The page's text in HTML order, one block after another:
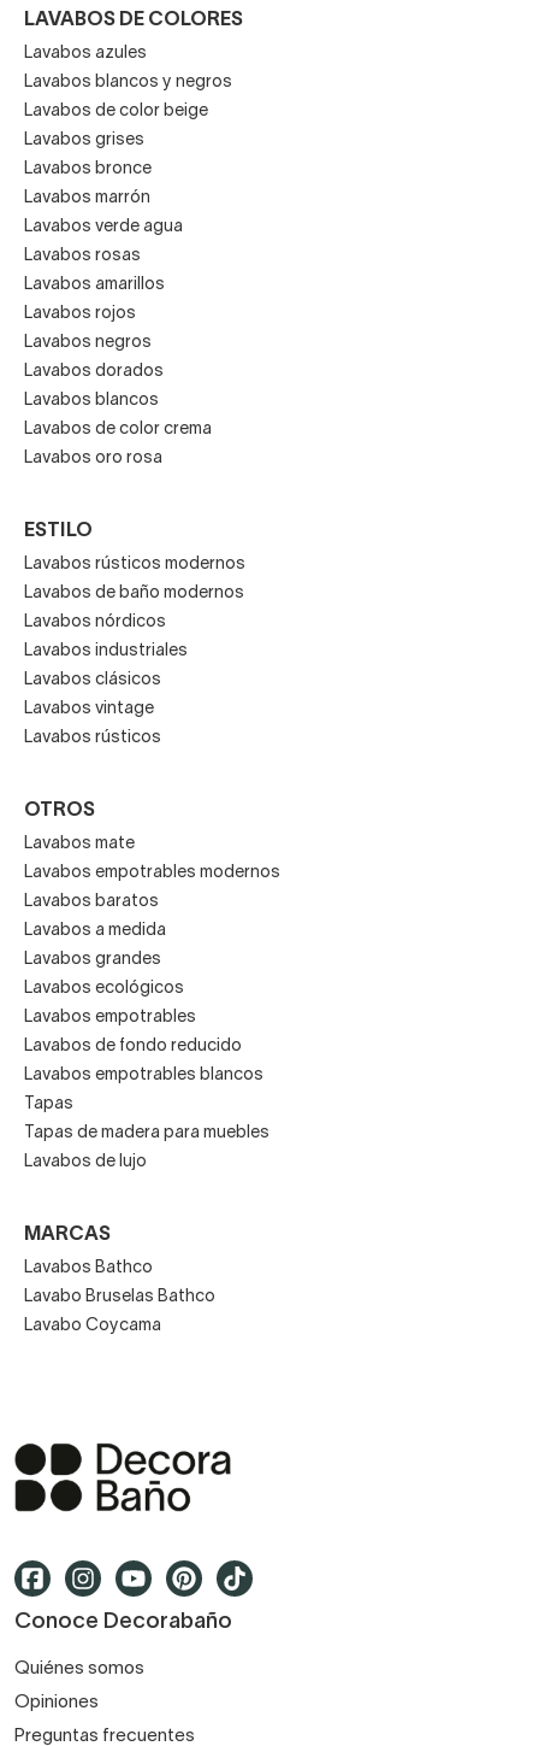
LAVABOS DE COLORES
Lavabos azules
Lavabos blancos y negros
Lavabos de color beige
Lavabos grises
Lavabos bronce
Lavabos marrón
Lavabos verde agua
Lavabos rosas
Lavabos amarillos
Lavabos rojos
Lavabos negros
Lavabos dorados
Lavabos blancos
Lavabos de color crema
Lavabos oro rosa
ESTILO
Lavabos rústicos modernos
Lavabos de baño modernos
Lavabos nórdicos
Lavabos industriales
Lavabos clásicos
Lavabos vintage
Lavabos rústicos
OTROS
Lavabos mate
Lavabos empotrables modernos
Lavabos baratos
Lavabos a medida
Lavabos grandes
Lavabos ecológicos
Lavabos empotrables
Lavabos de fondo reducido
Lavabos empotrables blancos
Tapas
Tapas de madera para muebles
Lavabos de lujo
MARCAS
Lavabos Bathco
Lavabo Bruselas Bathco
Lavabo Coycama
Conoce Decorabaño
Quiénes somos
Opiniones
Preguntas frecuentes